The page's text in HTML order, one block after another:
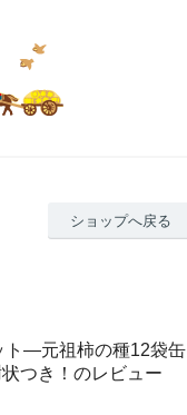
ショップへ戻る
―元祖柿の種12袋缶
つき！のレビュー